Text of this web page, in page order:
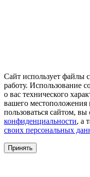
Сайт использует файлы
работу. Использование
о вас технического
вашего
пользоваться сайтом, вы
конфиденциальности, а
своих персональных
Принять